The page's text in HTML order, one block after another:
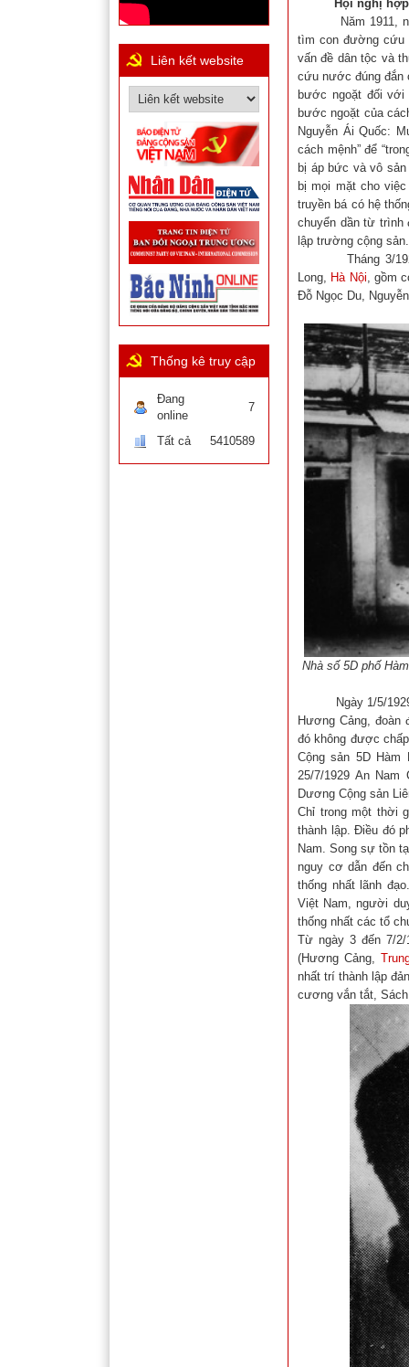
Hội nghị
Năm 1911,
tìm con đường cứu
vấn đề dân tộc và
cứu nước đúng đắn
bước ngoặt đối với
bước ngoặt của
Nguyễn Ái Quốc:
cách mệnh” để
bị áp bức và vô
bị mọi mặt cho
truyền bá có hệ
chuyển dần từ trình
lập trường cộng sản.
Tháng 3/1929,
Long, Hà Nội, gồm
Đỗ Ngọc Du,
Nhà số 5D phố
Ngày 1/5/1929,
Hương Cảng, đoàn
đó không được
Cộng sản 5D Hàm
25/7/1929 An
Dương Cộng sản
Chỉ trong một thời
thành lập. Điều đó
Nam. Song sự tồn
nguy cơ dẫn đến
thống nhất lãnh
Việt Nam, người
thống nhất các tổ
Từ ngày 3 đến 7/
(Hương Cảng,
nhất trí thành lập
cương vắn tắt,
Liên kết website
Thống kê truy cập
Đang
online
7
Tất cả 5410589